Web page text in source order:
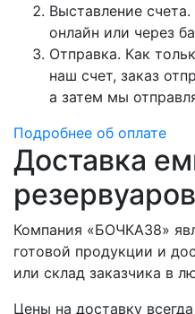
Выставление
онлайн или через
Отправка. Как
наш счет, заказ
а затем мы
Подробнее об оплате
Доставка
Компания «БОЧКА38»
готовой продукции и
или склад заказчика в
Цены на доставку